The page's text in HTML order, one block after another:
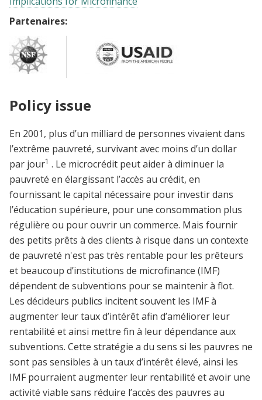
Partenaires:
Policy issue
En 2001, plus d’un milliard de personnes vivaient dans
l’extrême pauvreté, survivant avec moins d’un dollar
par jour1 . Le microcrédit peut aider à diminuer la
pauvreté en élargissant l’accès au crédit, en
fournissant le capital nécessaire pour investir dans
l’éducation supérieure, pour une consommation plus
régulière ou pour ouvrir un commerce. Mais fournir
des petits prêts à des clients à risque dans un contexte
de pauvreté n'est pas très rentable pour les prêteurs
et beaucoup d’institutions de microfinance (IMF)
dépendent de subventions pour se maintenir à flot.
Les décideurs publics incitent souvent les IMF à
augmenter leur taux d’intérêt afin d’améliorer leur
rentabilité et ainsi mettre fin à leur dépendance aux
subventions. Cette stratégie a du sens si les pauvres ne
sont pas sensibles à un taux d’intérêt élevé, ainsi les
IMF pourraient augmenter leur rentabilité et avoir une
activité viable sans réduire l’accès des pauvres au